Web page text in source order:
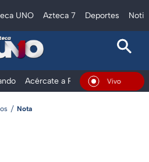
UNO Azteca 7 Deportes
Acércate a Rocío Al Extremo
En Vivo
Nota